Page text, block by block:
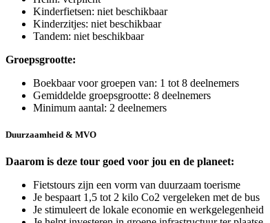
Kinderfietsen: niet beschikbaar
Kinderzitjes: niet beschikbaar
Tandem: niet beschikbaar
Groepsgrootte:
Boekbaar voor groepen van: 1 tot 8 deelnemers
Gemiddelde groepsgrootte: 8 deelnemers
Minimum aantal: 2 deelnemers
Duurzaamheid & MVO
Daarom is deze tour goed voor jou en de planeet:
Fietstours zijn een vorm van duurzaam toerisme
Je bespaart 1,5 tot 2 kilo Co2 vergeleken met de bus
Je stimuleert de lokale economie en werkgelegenheid